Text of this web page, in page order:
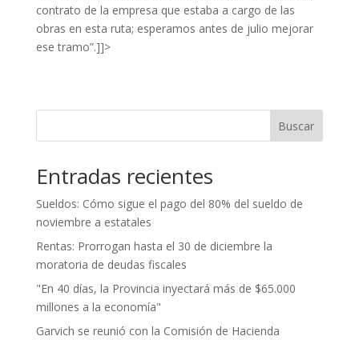
contrato de la empresa que estaba a cargo de las
obras en esta ruta; esperamos antes de julio mejorar
ese tramo”.]]>
Buscar
Entradas recientes
Sueldos: Cómo sigue el pago del 80% del sueldo de
noviembre a estatales
Rentas: Prorrogan hasta el 30 de diciembre la
moratoria de deudas fiscales
"En 40 días, la Provincia inyectará más de $65.000
millones a la economía"
Garvich se reunió con la Comisión de Hacienda